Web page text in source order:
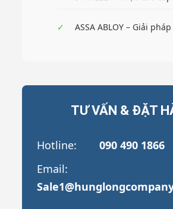
✓ ASSA ABLOY – Giải
TƯ VẤN & ĐẶT
Hotline:
090 490 1866
Email: